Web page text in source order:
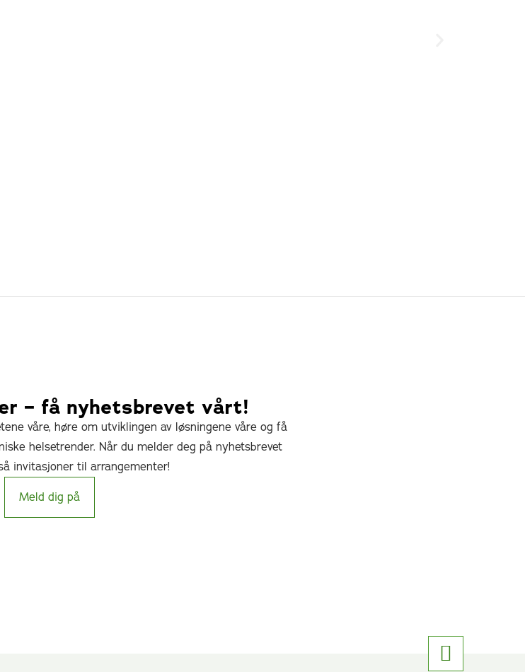
– få nyhetsbrevet vårt!
våre, høre om utviklingen av løsningene våre og få
helsetrender. Når du melder deg på nyhetsbrevet
invitasjoner til arrangementer!
Meld dig på